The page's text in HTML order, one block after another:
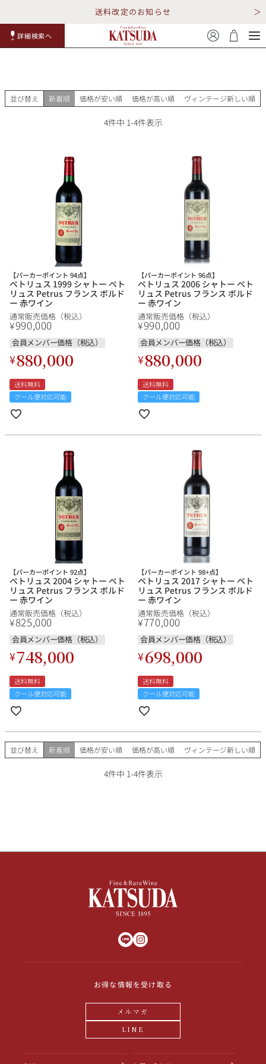
送料改定のお知らせ
詳細検索へ
キャンペーン 勝田商店について
ショッピングガイド ギフトラッピング
銘柄から探す
ラフィット ペトリュス
サロン ルイ・ロデレール
オーパス・ワン
スクリーミング・
イーグル
生産地から探す
フランス ブルゴーニュ
ローヌ
アメリカ カリフォルニア
その他
イタリア ドイツ
チリ その他国
種類で探す
スパークリング ロゼワイン
40,000円〜79,999円
80,000円〜99,999円
100,000円〜199,999円
200,000円〜499,999円
500,000円〜
お得な情報を受け取る
メルマガ
並び替え 新着順 価格が安い順 価格が高い順 ヴィンテージ新しい順
4件中 1-4件表示
【パーカーポイント 94点】
ペトリュス 1999 シャトー ペト
リュス Petrus フランス ボルド
ー 赤ワイン
通常販売価格（税込）
¥990,000
会員メンバー価格（税込）
¥880,000
送料無料
クール便対応可能
【パーカーポイント 96点】
ペトリュス 2006 シャトー ペト
リュス Petrus フランス ボルド
ー 赤ワイン
通常販売価格（税込）
¥990,000
会員メンバー価格（税込）
¥880,000
送料無料
クール便対応可能
【パーカーポイント 92点】
ペトリュス 2004 シャトー ペト
リュス Petrus フランス ボルド
ー 赤ワイン
通常販売価格（税込）
¥825,000
会員メンバー価格（税込）
¥748,000
送料無料
クール便対応可能
【パーカーポイント 98+点】
ペトリュス 2017 シャトー ペト
リュス Petrus フランス ボルド
ー 赤ワイン
通常販売価格（税込）
¥770,000
会員メンバー価格（税込）
¥698,000
送料無料
クール便対応可能
並び替え 新着順 価格が安い順 価格が高い順 ヴィンテージ新しい順
4件中 1-4件表示
お得な情報を受け取る
メルマガ
LINE